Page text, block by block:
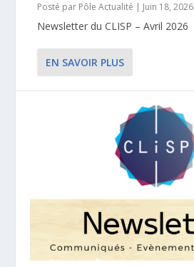
Posté par Pôle Actualité | Juin 18, 2026
Newsletter du CLISP – Avril 2026
EN SAVOIR PLUS